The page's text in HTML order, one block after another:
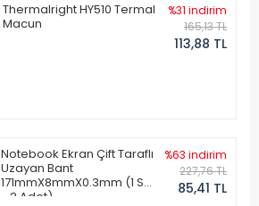
Thermalright HY510 Termal
Macun
%31 indirim
165,13 TL
113,88 TL
Notebook Ekran Çift Taraflı
Uzayan Bant
171mmX8mmX0.3mm (1 Set
- 2 Adet)
%63 indirim
227,76 TL
85,41 TL